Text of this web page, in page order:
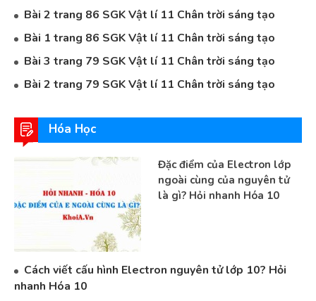
Bài 2 trang 86 SGK Vật lí 11 Chân trời sáng tạo
Bài 1 trang 86 SGK Vật lí 11 Chân trời sáng tạo
Bài 3 trang 79 SGK Vật lí 11 Chân trời sáng tạo
Bài 2 trang 79 SGK Vật lí 11 Chân trời sáng tạo
Hóa Học
Đặc điểm của Electron lớp
ngoài cùng của nguyên tử
là gì? Hỏi nhanh Hóa 10
Cách viết cấu hình Electron nguyên tử lớp 10? Hỏi
nhanh Hóa 10